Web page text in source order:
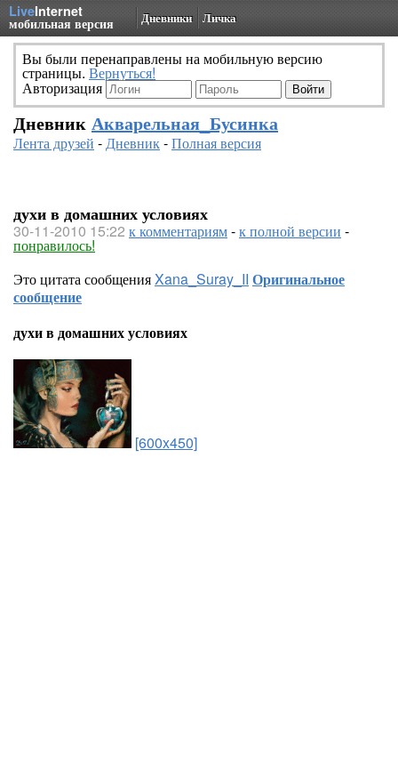
LiveInternet
мобильная версия Дневники Личка
Вы были перенаправлены на мобильную версию
страницы. Вернуться!
Авторизация
Дневник Акварельная_Бусинка
Лента друзей -Дневник-Полная версия
духи в домашних условиях
30-11-2010 15:22 к комментариям-к полной версии -
понравилось!
Это цитата сообщенияXana_Suray_II Оригинальное
сообщение
духи в домашних условиях
[600x450]